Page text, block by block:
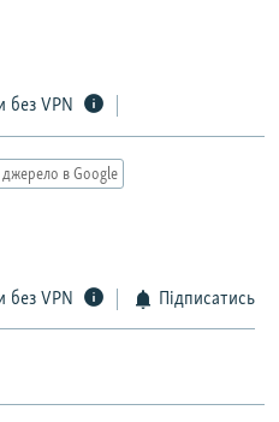
без VPN
в Google
без VPN Підписатись